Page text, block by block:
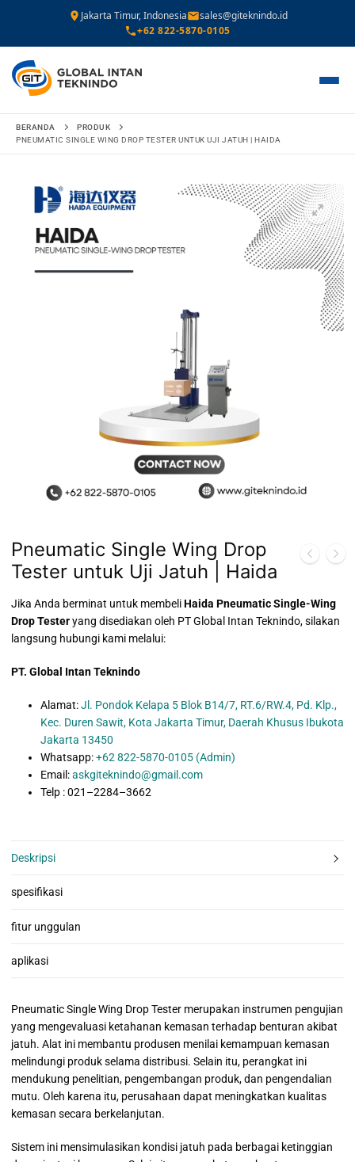
Jakarta Timur, Indonesia
sales@giteknindo.id
+62 822-5870-0105
Lompat
BERANDA
PRODUK
PNEUMATIC SINGLE WING DROP TESTER UNTUK UJI JATUH | HAIDA
🔍
Pneumatic Single Wing Drop
Tester untuk Uji Jatuh | Haida
Jika Anda berminat untuk membeliHaida Pneumatic Single-Wing
Drop Testeryang disediakan oleh PT Global Intan Teknindo, silakan
langsung hubungi kami melalui:
PT. Global Intan Teknindo
Alamat:Jl. Pondok Kelapa 5 Blok B14/7, RT.6/RW.4, Pd. Klp.,
Kec. Duren Sawit, Kota Jakarta Timur, Daerah Khusus Ibukota
Jakarta 13450
Whatsapp: +62 822-5870-0105 (Admin)
Email:askgiteknindo@gmail.com
Telp : 021–2284–3662
Deskripsi
spesifikasi
fitur unggulan
aplikasi
Pneumatic Single Wing Drop Tester merupakan instrumen pengujian
yang mengevaluasi ketahanan kemasan terhadap benturan akibat
jatuh. Alat ini membantu produsen menilai kemampuan kemasan
melindungi produk selama distribusi. Selain itu, perangkat ini
mendukung penelitian, pengembangan produk, dan pengendalian
mutu. Oleh karena itu, perusahaan dapat meningkatkan kualitas
kemasan secara berkelanjutan.
Sistem ini mensimulasikan kondisi jatuh pada berbagai ketinggian